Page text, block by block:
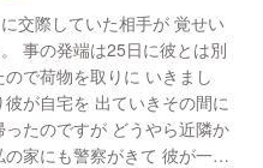
交際していた相手が 覚せい
事の発端は25日に彼とは別
で荷物を取りに いきまし
が自宅を 出ていきその間に
たのですが どうやら近隣か
家にも警察がきて 彼が一緒